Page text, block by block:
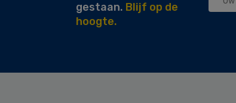
gestaan. Blijf op de
hoogte.